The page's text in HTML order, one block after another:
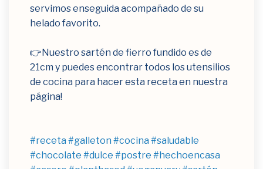
servimos enseguida acompañado de su
helado favorito.⁣
👉Nuestro sartén de fierro fundido es de
21cm y puedes encontrar todos los utensilios
de cocina para hacer esta receta en nuestra
página!
#receta #galleton #cocina #saludable
#chocolate #dulce #postre #hechoencasa